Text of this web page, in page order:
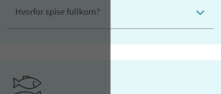
Hvorfor spise fullkorn?